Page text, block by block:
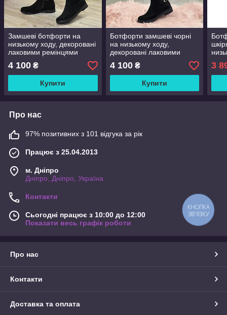
Замшеві ботфорти на
низькому ходу, декоровані
лаковими ремінцями
4 100 ₴
Купити
Ботфорти замшеві чорні
на низькому ходу,
декоровані лаковими
ремінцями
4 100₴
Купити
3
Про нас
97% позитивних з 101 відгука за рік
Працює з 25.04.2013
м. Дніпро
Дніпро, Дніпро, Україна
Контакти
Сьогодні працює з 10:00 до 12:00
Показати весь графік роботи
Про нас
Контакти
Доставка та оплата
КНОПКА
ЗВ'ЯЗКУ